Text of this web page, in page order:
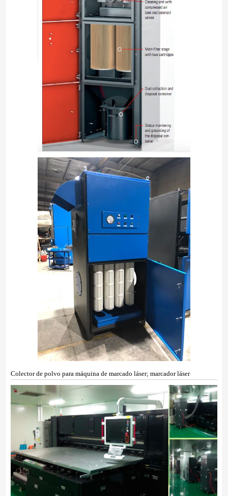
Colector de polvo para máquina de marcado láser; marcador láser